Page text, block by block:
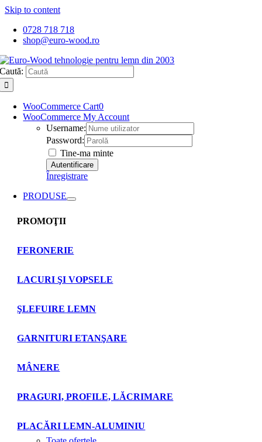
Skip to content
0728 718 718
shop@euro-wood.ro
Caută:
WooCommerce Cart0
WooCommerce My Account
Username:
Password:
Tine-ma minte
Înregistrare
PRODUSE
PROMOŢII
FERONERIE
LACURI ŞI VOPSELE
ŞLEFUIRE LEMN
GARNITURI ETANŞARE
MÂNERE
PRAGURI, PROFILE, LĂCRIMARE
PLACĂRI LEMN-ALUMINIU